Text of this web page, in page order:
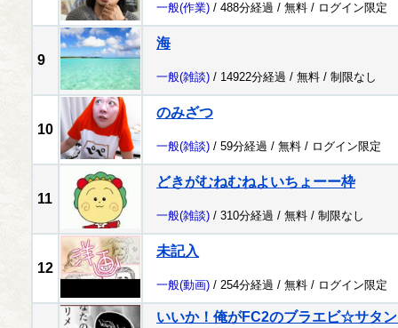
一般(作業) / 488分経過 / 無料 / ログイン限定
9
海
一般(雑談) / 14922分経過 / 無料 / 制限なし
10
のみざつ
一般(雑談) / 59分経過 / 無料 / ログイン限定
11
どきがむねむねよいちょーー枠
一般(雑談) / 310分経過 / 無料 / 制限なし
12
未記入
一般(動画) / 254分経過 / 無料 / ログイン限定
いいか！俺がFC2のブラエビ☆サタ